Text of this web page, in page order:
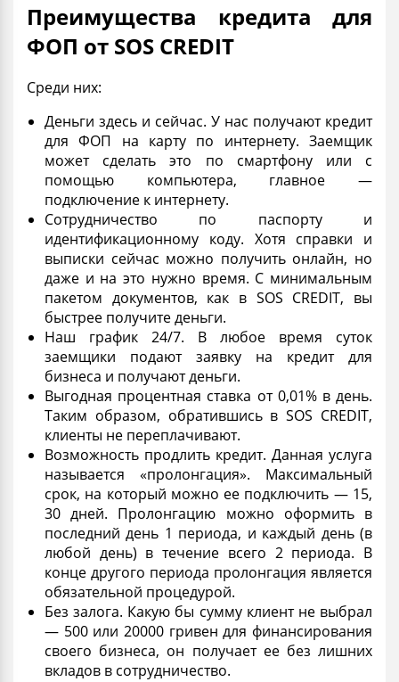
Преимущества кредита для
ФОП от SOS CREDIT
Среди них:
Деньги здесь и сейчас. У нас получают кредит
для ФОП на карту по интернету. Заемщик
может сделать это по смартфону или с
помощью компьютера, главное —
подключение к интернету.
Сотрудничество по паспорту и
идентификационному коду. Хотя справки и
выписки сейчас можно получить онлайн, но
даже и на это нужно время. С минимальным
пакетом документов, как в SOS CREDIT, вы
быстрее получите деньги.
Наш график 24/7. В любое время суток
заемщики подают заявку на кредит для
бизнеса и получают деньги.
Выгодная процентная ставка от 0,01% в день.
Таким образом, обратившись в SOS CREDIT,
клиенты не переплачивают.
Возможность продлить кредит. Данная услуга
называется «пролонгация». Максимальный
срок, на который можно ее подключить — 15,
30 дней. Пролонгацию можно оформить в
последний день 1 периода, и каждый день (в
любой день) в течение всего 2 периода. В
конце другого периода пролонгация является
обязательной процедурой.
Без залога. Какую бы сумму клиент не выбрал
— 500 или 20000 гривен для финансирования
своего бизнеса, он получает ее без лишних
вкладов в сотрудничество.